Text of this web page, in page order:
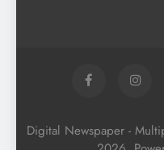
Digital Newspaper -